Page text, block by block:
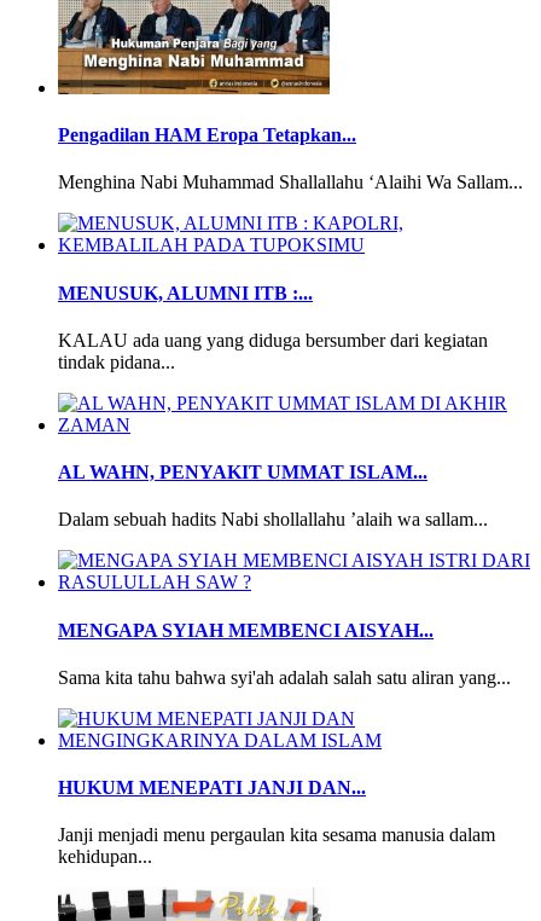
Pengadilan HAM Eropa Tetapkan...
Menghina Nabi Muhammad Shallallahu ‘Alaihi Wa Sallam...
MENUSUK, ALUMNI ITB :...
KALAU ada uang yang diduga bersumber dari kegiatan
tindak pidana...
AL WAHN, PENYAKIT UMMAT ISLAM...
Dalam sebuah hadits Nabi shollallahu ’alaih wa sallam...
MENGAPA SYIAH MEMBENCI AISYAH...
Sama kita tahu bahwa syi'ah adalah salah satu aliran yang...
HUKUM MENEPATI JANJI DAN...
Janji menjadi menu pergaulan kita sesama manusia dalam
kehidupan...